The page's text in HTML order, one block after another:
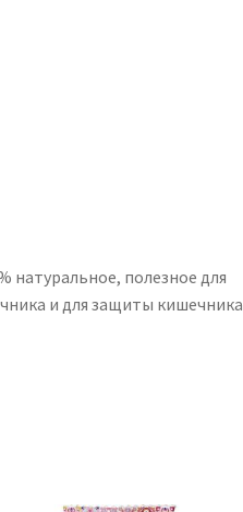
натуральное, полезное для
и для защиты кишечника